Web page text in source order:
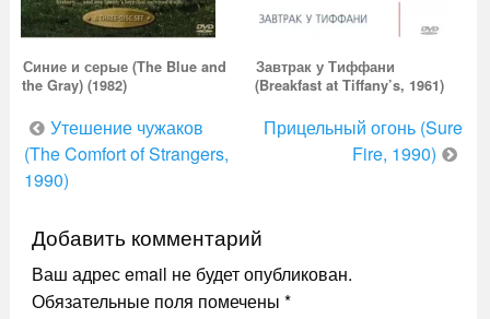
Синие и серые (The Blue and
the Gray) (1982)
Завтрак у Тиффани
(Breakfast at Tiffany’s, 1961)
Навигация
по
записям
Утешение чужаков
(The Comfort of Strangers,
1990)
Прицельный огонь (Sure
Fire, 1990)
Добавить комментарий
Ваш адрес email не будет опубликован.
Обязательные поля помечены *